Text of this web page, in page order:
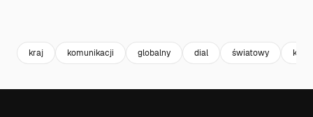
kraj komunikacji globalny dial światowy kod